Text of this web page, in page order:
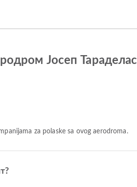
Јосеп Тараделас
za polaske sa ovog aerodroma.